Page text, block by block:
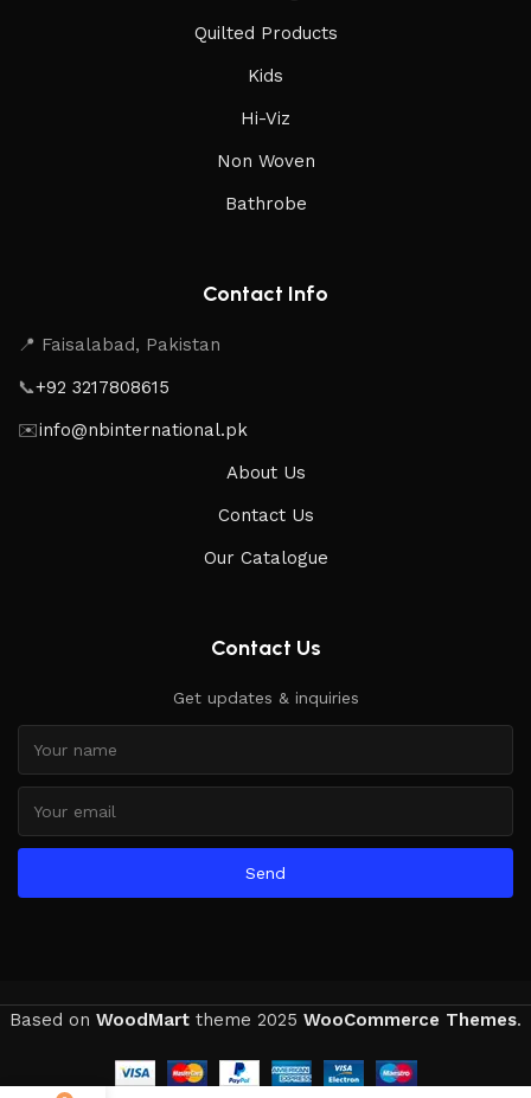
Quilted Products
Kids
Hi-Viz
Non Woven
Bathrobe
Contact Info
📍 Faisalabad, Pakistan
📞+92 3217808615
✉️info@nbinternational.pk
About Us
Contact Us
Our Catalogue
Contact Us
Get updates & inquiries
Send
Based on WoodMart theme 2025 WooCommerce Themes.